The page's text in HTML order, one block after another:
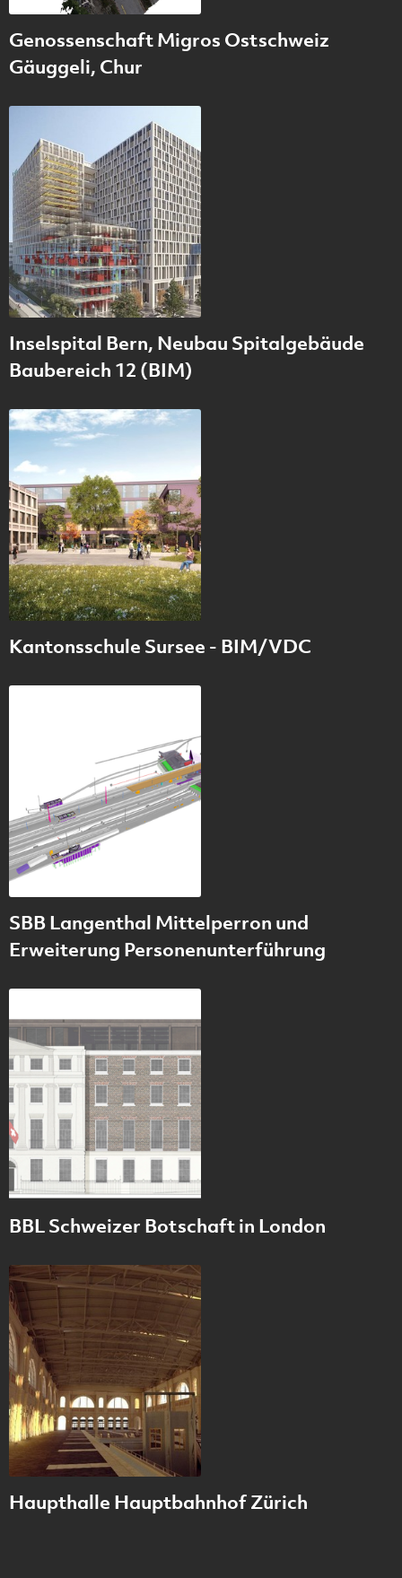
Genossenschaft Migros Ostschweiz
Gäuggeli, Chur
Inselspital Bern, Neubau Spitalgebäude
Baubereich 12 (BIM)
Kantonsschule Sursee - BIM/VDC
SBB Langenthal Mittelperron und
Erweiterung Personenunterführung
BBL Schweizer Botschaft in London
Haupthalle Hauptbahnhof Zürich